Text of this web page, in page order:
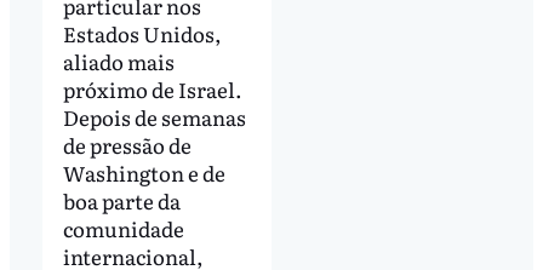
Estados Unidos,
aliado mais
próximo de Israel.
Depois de semanas
de pressão de
Washington e de
boa parte da
comunidade
internacional,